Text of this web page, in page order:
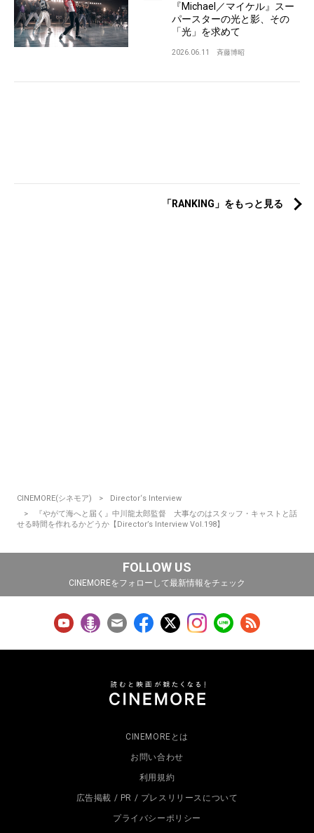
『Michael／マイケル』スー
パースターの光と影、その
「光」を求めて
2026.06.11 斉藤博昭
「RANKING」をもっと見る
CINEMORE(シネモア)
Director‘s Interview
『やがて海へと届く』中川龍太郎監督 大事なのはスタッフ・キャストと話
せる時間を作れるかどうか【Director’s Interview Vol.198】
FOLLOW US
CINEMOREをフォローして最新情報をチェック
CINEMOREとは
お問い合わせ
利用規約
広告掲載 / PR / プレスリリースについて
プライバシーポリシー